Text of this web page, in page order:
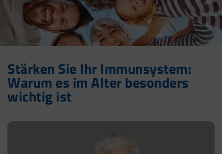
Stärken Sie Ihr Immunsystem:
Warum es im Alter besonders
wichtig ist